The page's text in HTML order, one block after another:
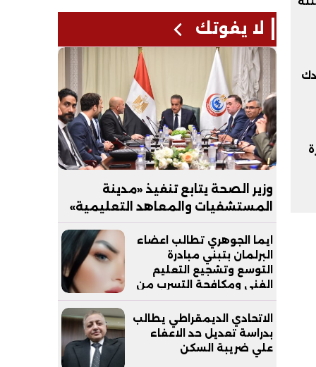
لا يفوتك
وزير الصحة يتابع تنفيذ «مدينة
المستشفيات والمعاهد التعليمية»
بالعاصمة الجديدة
ايما الجوهري تطالب اعضاء
البرلمان بتبني مبادرة
التوسع وتشجيع التعليم
الفني ومكافحة التسرب من
التعليم
الاتحادي الديمقراطي يطالب
بدراسة تعديل حد الاعفاء
علي ضريبة السكن